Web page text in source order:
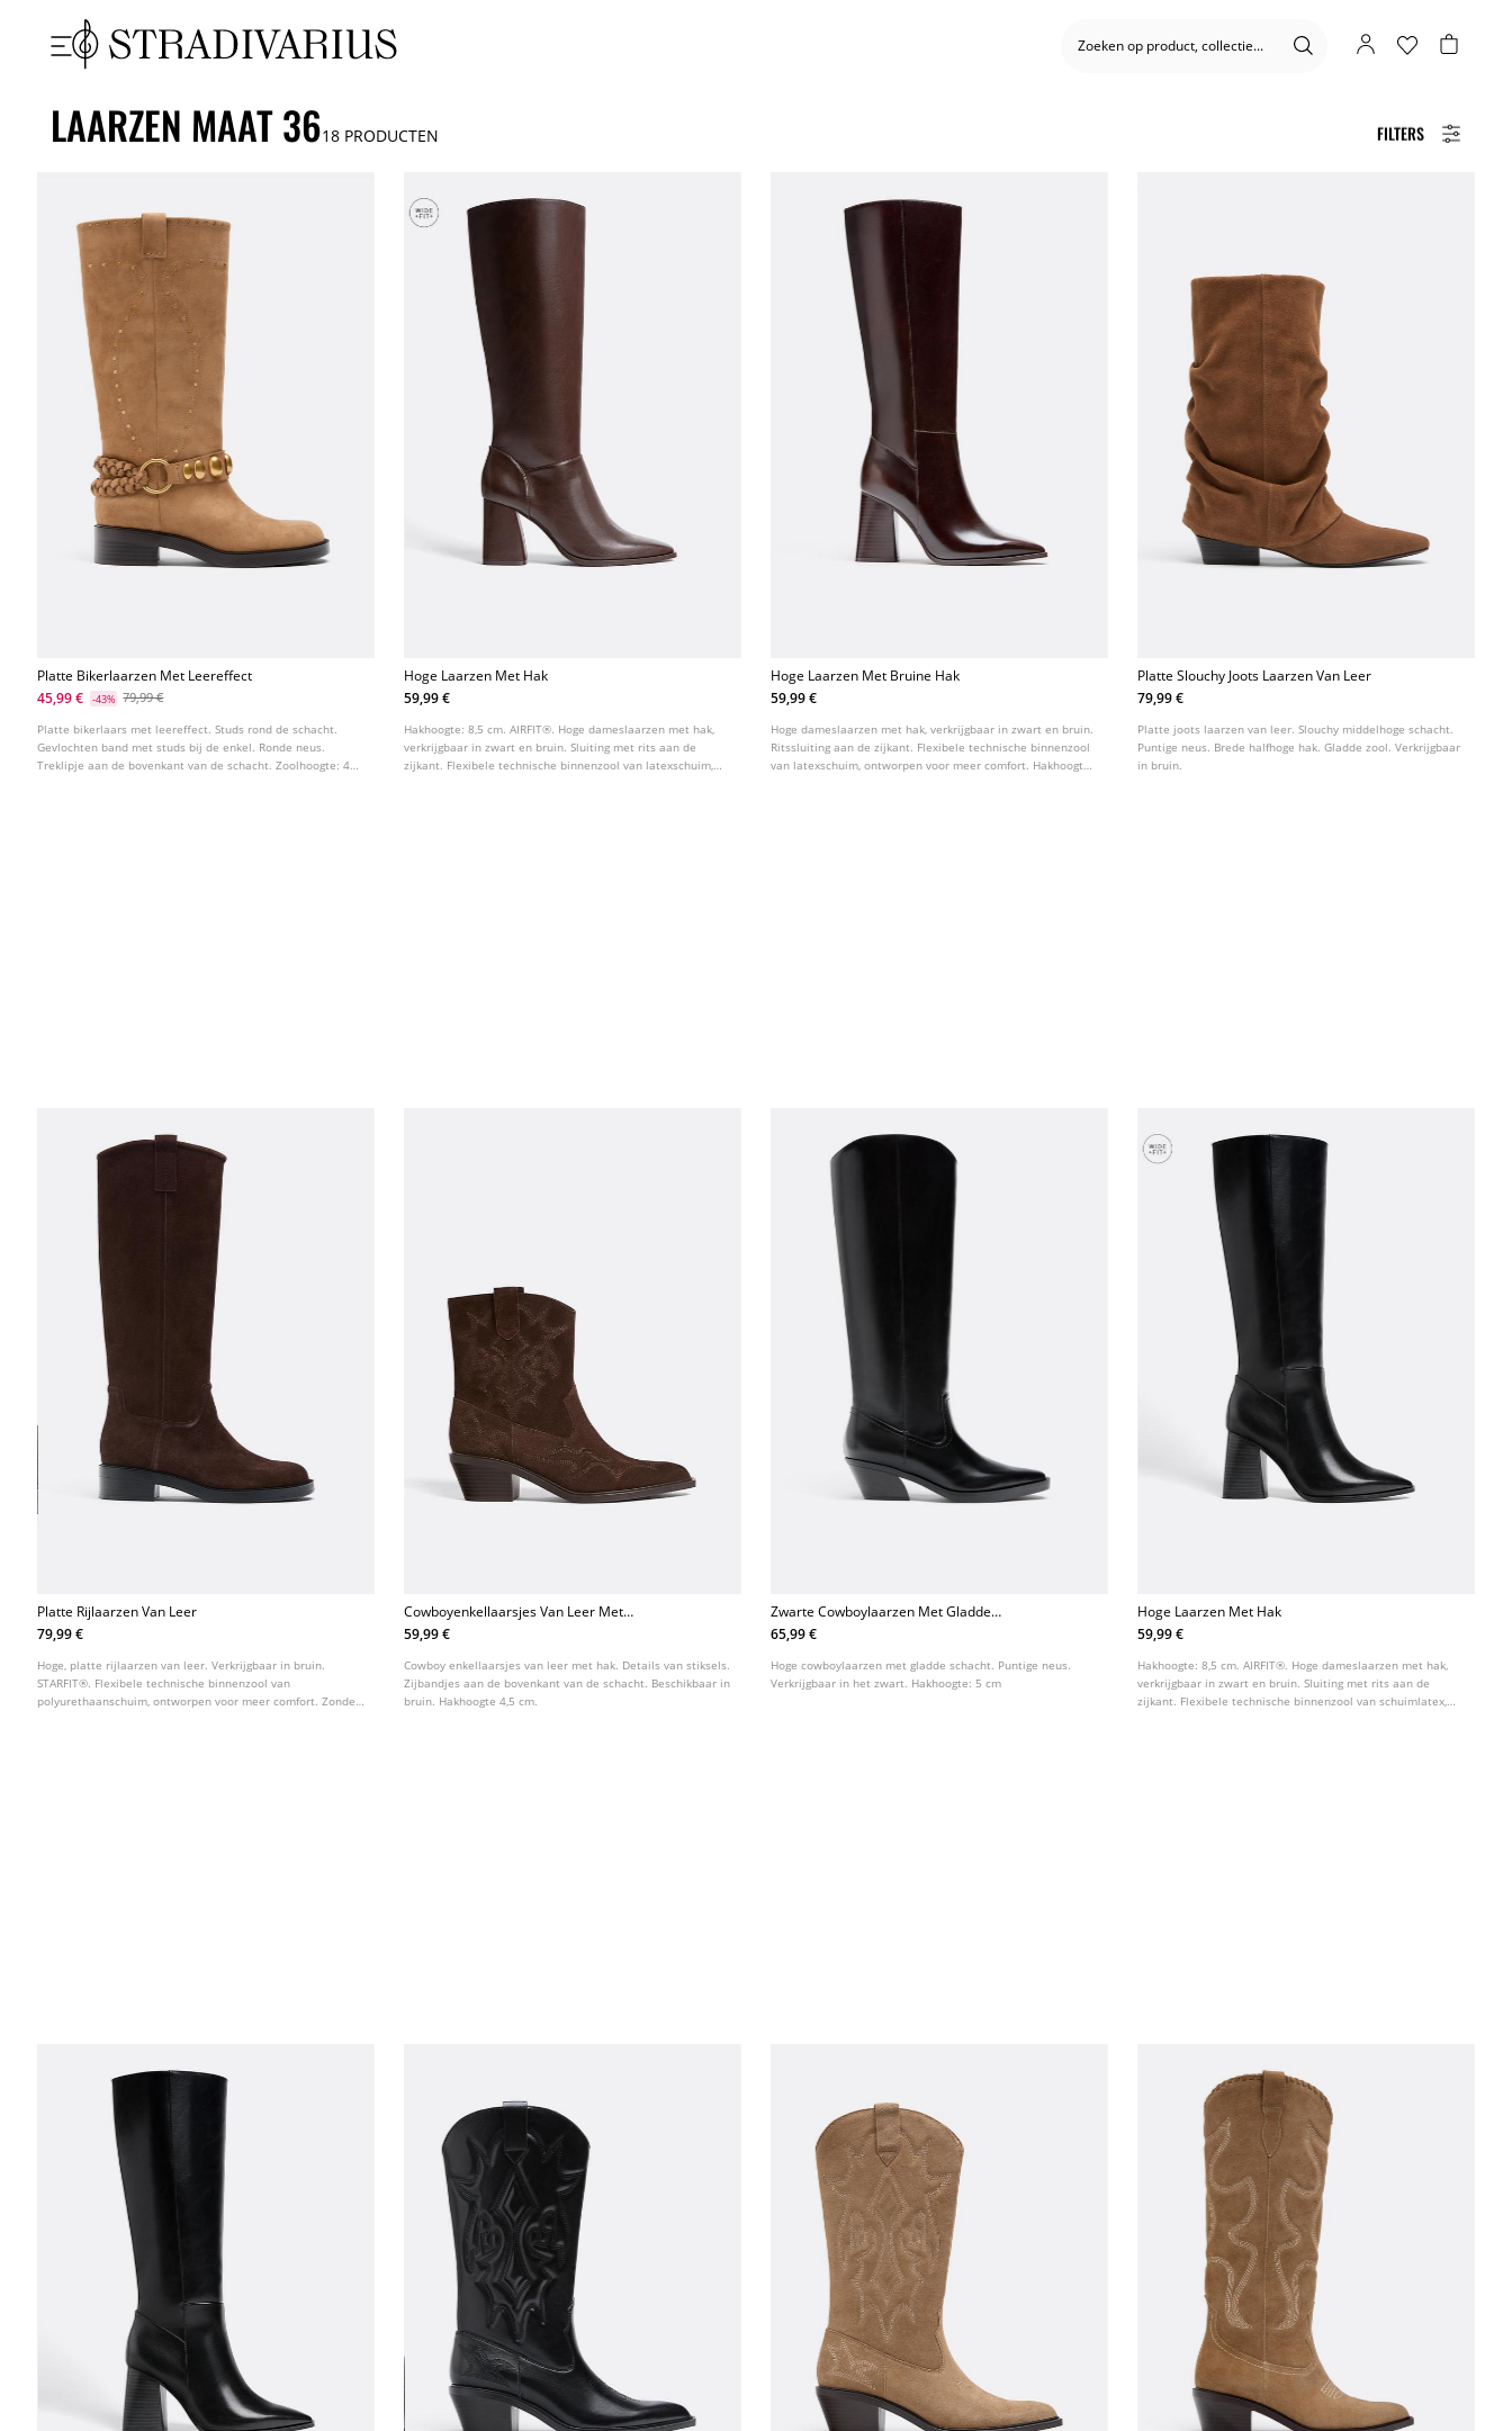
FILTERS
LAARZEN MAAT 3618 PRODUCTEN
Platte Bikerlaarzen Met Leereffect
45,99 €
-43% 79,99 €
Platte bikerlaars met leereffect. Studs rond de schacht.
Gevlochten band met studs bij de enkel. Ronde neus.
Treklipje aan de bovenkant van de schacht. Zoolhoogte: 4
Hoge Laarzen Met Hak
59,99 €
Hakhoogte: 8,5 cm. AIRFIT®. Hoge dameslaarzen met hak,
verkrijgbaar in zwart en bruin. Sluiting met rits aan de
zijkant. Flexibele technische binnenzool van latexschuim,
Hoge Laarzen Met Bruine Hak
59,99 €
Hoge dameslaarzen met hak, verkrijgbaar in zwart en bruin.
Ritssluiting aan de zijkant. Flexibele technische binnenzool
van latexschuim, ontworpen voor meer comfort. Hakhoogte:
Platte Slouchy Joots Laarzen Van Leer
79,99 €
Platte joots laarzen van leer. Slouchy middelhoge schacht.
Puntige neus. Brede halfhoge hak. Gladde zool. Verkrijgbaar
in bruin.
Platte Rijlaarzen Van Leer
79,99 €
Hoge, platte rijlaarzen van leer. Verkrijgbaar in bruin.
STARFIT®. Flexibele technische binnenzool van
polyurethaanschuim, ontworpen voor meer comfort. Zonder
Cowboyenkellaarsjes Van Leer Met
Hak
59,99 €
Cowboy enkellaarsjes van leer met hak. Details van stiksels.
Zijbandjes aan de bovenkant van de schacht. Beschikbaar in
bruin. Hakhoogte 4,5 cm.
Zwarte Cowboylaarzen Met Gladde
Schacht
65,99 €
Hoge cowboylaarzen met gladde schacht. Puntige neus.
Verkrijgbaar in het zwart. Hakhoogte: 5 cm
Hoge Laarzen Met Hak
59,99 €
Hakhoogte: 8,5 cm. AIRFIT®. Hoge dameslaarzen met hak,
verkrijgbaar in zwart en bruin. Sluiting met rits aan de
zijkant. Flexibele technische binnenzool van schuimlatex,